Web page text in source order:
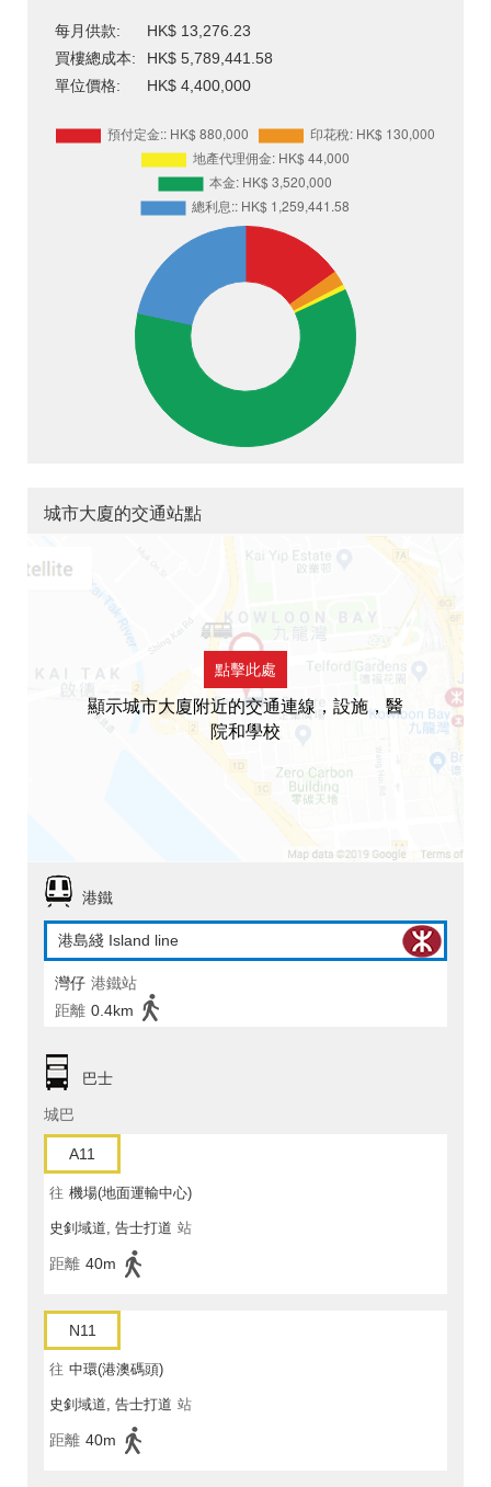
每月供款:
HK$ 13,276.23
買樓總成本:
HK$ 5,789,441.58
單位價格:
HK$ 4,400,000
城市大廈的交通站點
點擊此處
顯示城市大廈附近的交通連線，設施，醫
院和學校
港鐵
港島綫 Island line
灣仔 港鐵站
距離 0.4km
巴士
城巴
A11
往 機場(地面運輸中心)
史釗域道, 告士打道 站
距離 40m
N11
往 中環(港澳碼頭)
史釗域道, 告士打道 站
距離 40m